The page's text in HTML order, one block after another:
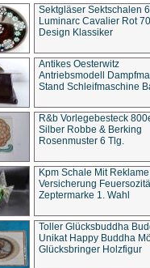
Sektgläser Sektschalen
Luminarc Cavalier Rot
Design Klassiker
Antikes Oesterwitz
Antriebsmodell
Stand Schleifmaschine
R&b Vorlegebesteck
Silber Robbe & Berking
Rosenmuster 6 Tlg.
Kpm Schale Mit Reklame
Versicherung
Zeptermarke 1. Wahl
Toller Glücksbuddha
Unikat Happy Buddha
Glücksbringer Holzfigur